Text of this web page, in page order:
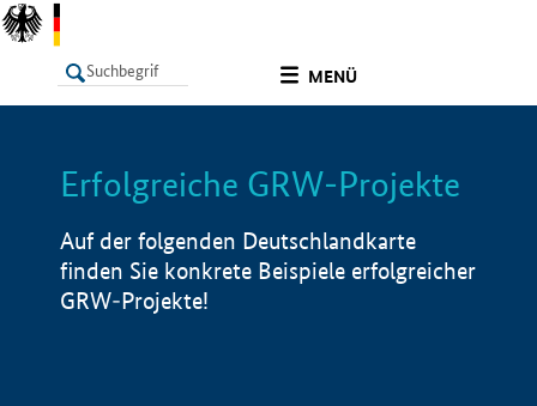
MENÜ
LISTE Info
Erfolgreiche GRW-Projekte
Auf der folgenden Deutschlandkarte
finden Sie konkrete Beispiele erfolgreicher
GRW-Projekte!